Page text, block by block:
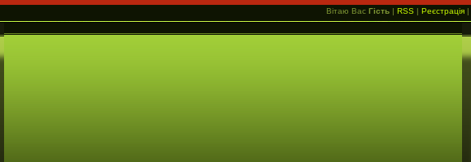
Вітаю Вас Гість | RSS | Реєстрація |